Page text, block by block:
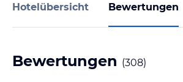
Hotelübersicht Bewertungen
Bewertungen (308)